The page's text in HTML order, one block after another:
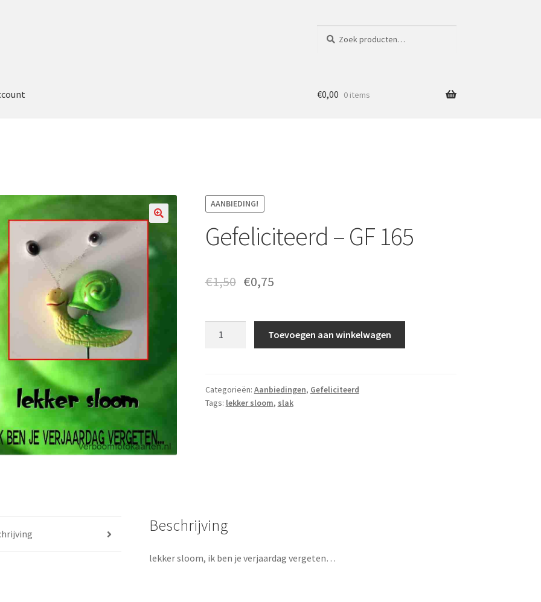
naar:
€0,00 0 items
AANBIEDING!
Gefeliciteerd – GF 165
€1,50 €0,75
aantal
Toevoegen aan winkelwagen
Categorieën: Aanbiedingen, Gefeliciteerd
Tags: lekker sloom, slak
Beschrijving
lekker sloom, ik ben je verjaardag vergeten…